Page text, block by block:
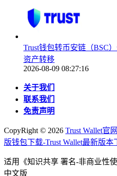
Trust钱包转币安链（BSC
资产转移
2026-08-09 08:27:16
关于我们
联系我们
免责声明
CopyRight © 2026 Trust Wallet官
版钱包下载-Trust Wallet最新版本
适用《知识共享 署名-非商业性
中文版